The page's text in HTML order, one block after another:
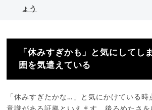
ょう
「休みすぎかも」と気にしてし
囲を気遣えている
「休みすぎたかな…」と気にかけている時